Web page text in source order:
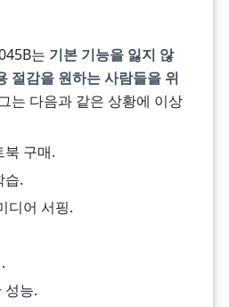
는 기본 기능을 잃지 않
절감을 원하는 사람들을 위
는 다음과 같은 상황에 이상
북 구매.
습.
디어 서핑.
성능.